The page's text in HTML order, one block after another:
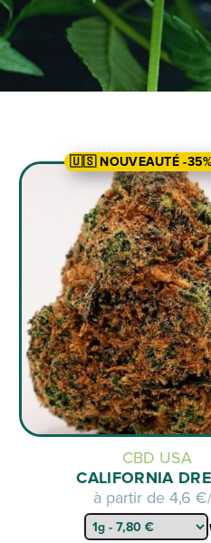
🇺🇸 NOUVEAUTÉ -
CBD USA
CALIFORNIA
à partir de 4,6